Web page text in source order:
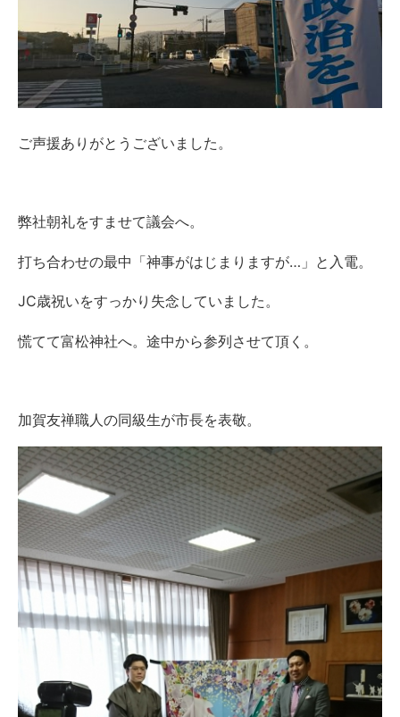
ご声援ありがとうございました。
弊社朝礼をすませて議会へ。
打ち合わせの最中「神事がはじまりますが…」と入電。
JC歳祝いをすっかり失念していました。
慌てて富松神社へ。途中から参列させて頂く。
加賀友禅職人の同級生が市長を表敬。